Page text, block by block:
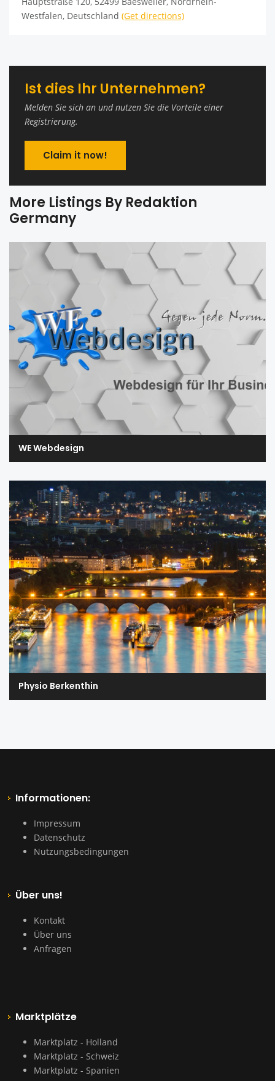
Westfalen, Deutschland (Get directions)
Ist dies Ihr Unternehmen?
Melden Sie sich an und nutzen Sie die Vorteile einer
Registrierung.
Claim it now!
More Listings By Redaktion
Germany
WE Webdesign
Physio Berkenthin
Informationen:
Impressum
Datenschutz
Nutzungsbedingungen
Über uns!
Kontakt
Über uns
Anfragen
Marktplätze
Marktplatz - Holland
Marktplatz - Schweiz
Marktplatz - Spanien